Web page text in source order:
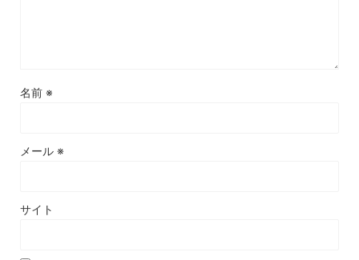
名前 ※
メール ※
サイト